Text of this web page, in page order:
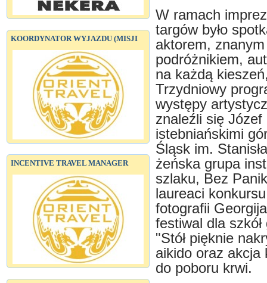
KOORDYNATOR WYJAZDU (MISJI
INCENTIVE TRAVEL MANAGER
W ramach
targów było
aktorem,
podróżnikiem,
na każdą
Trzydniowy
występy
znaleźli się Józef
istebniańskimi
Śląsk im.
żeńska grupa
szlaku, Bez
laureaci
fotografii
festiwal dla
"Stół pięknie
aikido oraz akcja
do poboru krwi.